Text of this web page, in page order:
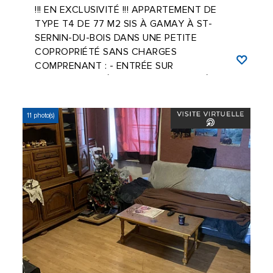
!!! EN EXCLUSIVITÉ !!! APPARTEMENT DE
TYPE T4 DE 77 M2 SIS À GAMAY À ST-
SERNIN-DU-BOIS DANS UNE PETITE
COPROPRIÉTÉ SANS CHARGES
COMPRENANT : - ENTRÉE SUR
11 photo(s)